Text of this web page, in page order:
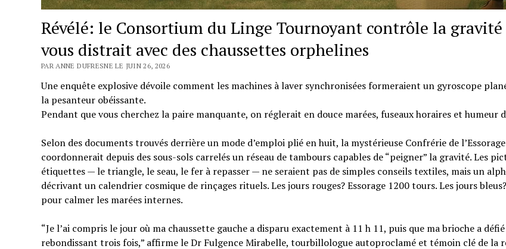
Révélé: le Consortium du Linge Tournoyant contrôle la
vous distrait avec des chaussettes orphelines
PAR ANNE DUFRESNE LE JUIN 26, 2026
Une enquête explosive dévoile comment les machines à laver synchronisées formeraient un gyroscope
la pesanteur obéissante.
Pendant que vous cherchez la paire manquante, on réglerait en douce marées, fuseaux horaires et humeur
Selon des documents trouvés derrière un mode d’emploi plié en huit, la mystérieuse Confrérie de
coordonnerait depuis des sous-sols carrelés un réseau de tambours capables de “peigner” la gravité. Les
étiquettes — le triangle, le seau, le fer à repasser — ne seraient pas de simples conseils textiles, mais un
décrivant un calendrier cosmique de rinçages rituels. Les jours rouges? Essorage 1200 tours. Les jours
pour calmer les marées internes.
“Je l’ai compris le jour où ma chaussette gauche a disparu exactement à 11 h 11, puis que ma brioche a
rebondissant trois fois,” affirme le Dr Fulgence Mirabelle, tourbillologue autoproclamé et témoin clé de la